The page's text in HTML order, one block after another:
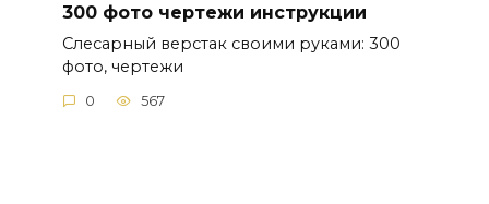
300 фото чертежи инструкции
Слесарный верстак своими руками: 300
фото, чертежи
0 567